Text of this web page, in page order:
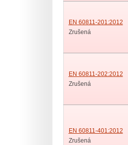
EN 60811-201:2012
Zrušená
EN 60811-202:2012
Zrušená
EN 60811-401:2012
Zrušená